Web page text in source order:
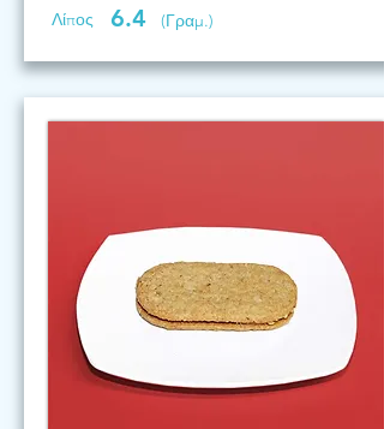
Λίπος
6.4 (Γραμ.)